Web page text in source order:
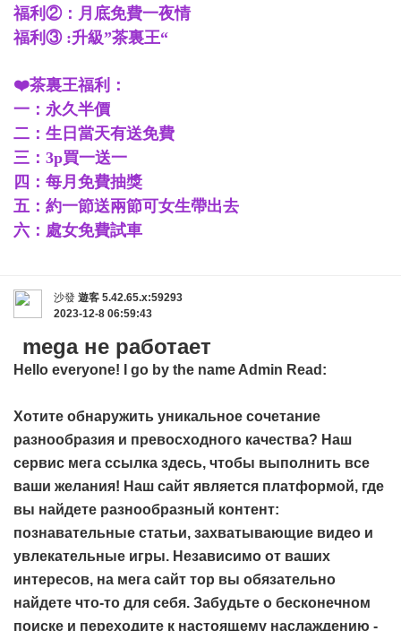
福利②：月底免費一夜情
福利③ :升級”茶裏王“
❤️茶裏王福利：
一：永久半價
二：生日當天有送免費
三：3p買一送一
四：每月免費抽獎
五：約一節送兩節可女生帶出去
六：處女免費試車
沙發 遊客 5.42.65.x:59293
2023-12-8 06:59:43
mega не работает
Hello everyone! I go by the name Admin Read:
Хотите обнаружить уникальное сочетание
разнообразия и превосходного качества? Наш
сервис мега ссылка здесь, чтобы выполнить все
ваши желания! Наш сайт является платформой, где
вы найдете разнообразный контент:
познавательные статьи, захватывающие видео и
увлекательные игры. Независимо от ваших
интересов, на мега сайт тор вы обязательно
найдете что-то для себя. Забудьте о бесконечном
поиске и переходите к настоящему наслаждению -